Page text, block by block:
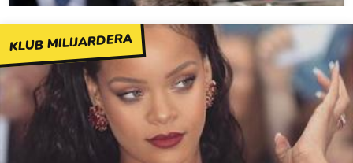
KLUB MILIJARDERA